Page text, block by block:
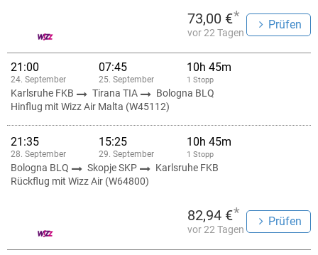
73,00 €*
vor 22 Tagen
Prüfen
21:00
24. September
07:45
25. September
10h 45m
1 Stopp
Karlsruhe FKB Tirana TIA
Bologna BLQ
Hinflug mit Wizz Air Malta (W45112)
21:35
28. September
15:25
29. September
10h 45m
1 Stopp
Bologna BLQ Skopje SKP
Karlsruhe FKB
Rückflug mit Wizz Air (W64800)
82,94 €*
vor 22 Tagen
Prüfen